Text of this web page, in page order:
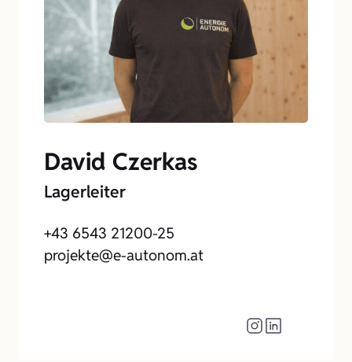
David Czerkas
Lagerleiter
+43 6543 21200-25
projekte@e-autonom.at